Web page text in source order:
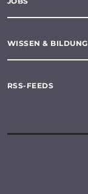
WISSEN & BILDUNG
RSS-FEEDS